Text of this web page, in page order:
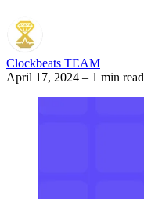
Clockbeats TEAM
April 17, 2024 – 1 min read